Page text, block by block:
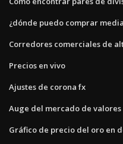
¿dónde puedo comprar
Corredores comerciales de
Precios en vivo
Ajustes de corona fx
Auge del mercado de valores
Gráfico de precio del oro en